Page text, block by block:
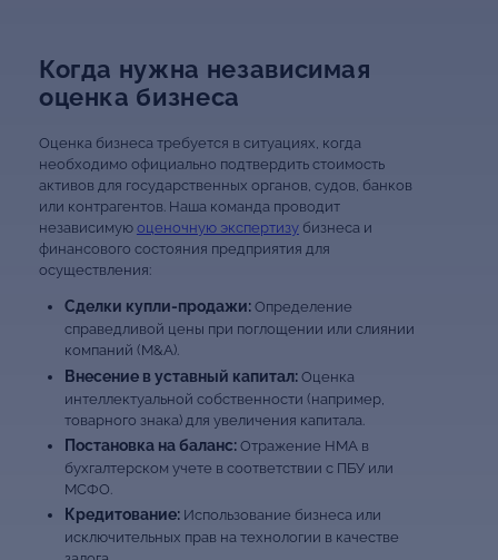
Когда нужна независимая
оценка бизнеса
Оценка бизнеса требуется в ситуациях, когда
необходимо официально подтвердить стоимость
активов для государственных органов, судов, банков
или контрагентов. Наша команда проводит
независимую оценочную экспертизубизнеса и
финансового состояния предприятия для
осуществления:
Сделки купли-продажи:Определение
справедливой цены при поглощении или слиянии
компаний (M&A).
Внесение в уставный капитал:Оценка
интеллектуальной собственности (например,
товарного знака) для увеличения капитала.
Постановка на баланс:Отражение НМА в
бухгалтерском учете в соответствии с ПБУ или
МСФО.
Кредитование:Использование бизнеса или
исключительных прав на технологии в качестве